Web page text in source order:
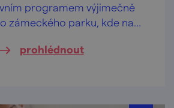
programem výjimečně
zámeckého parku, kde na
vína a moravských tradic.
prohlédnout